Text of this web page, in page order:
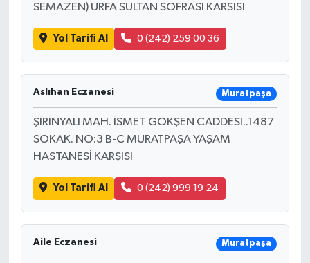
SEMAZEN) URFA SULTAN SOFRASI KARSISI
Yol Tarifi Al 0 (242) 259 00 36
Aslıhan Eczanesi Muratpaşa
ŞİRİNYALI MAH. İSMET GÖKŞEN CADDESİ..1487
SOKAK. NO:3 B-C MURATPAŞA YAŞAM
HASTANESİ KARŞISI
Yol Tarifi Al 0 (242) 999 19 24
Aile Eczanesi Muratpaşa